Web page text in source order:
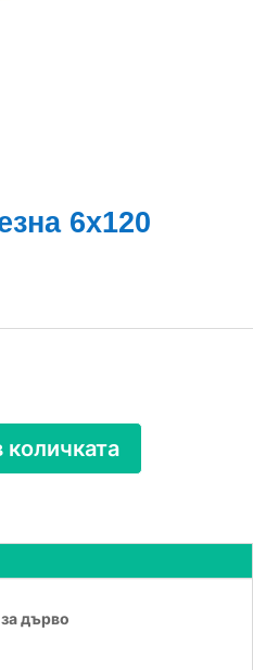
6х120
дърво